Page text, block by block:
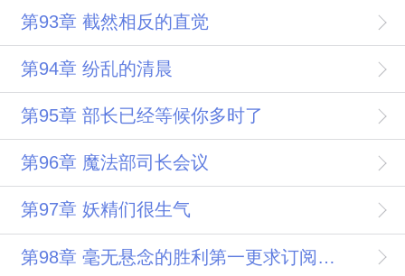
第93章 截然相反的直觉
第94章 纷乱的清晨
第95章 部长已经等候你多时了
第96章 魔法部司长会议
第97章 妖精们很生气
第98章 毫无悬念的胜利第一更求订阅求章说